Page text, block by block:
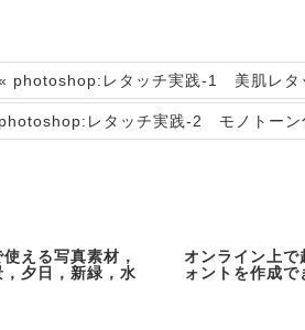
photoshop:レタッチ実践-1 美肌レタ
photoshop:レタッチ実践-2 モノトーン
える写真素材，
夕日，新緑，水
オンライン上で
ォントを作成